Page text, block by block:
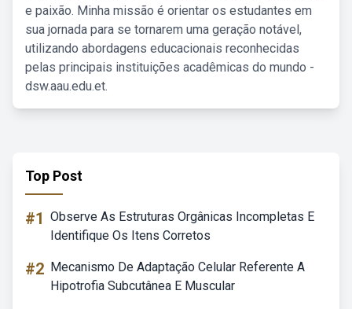
e paixão. Minha missão é orientar os estudantes em
sua jornada para se tornarem uma geração notável,
utilizando abordagens educacionais reconhecidas
pelas principais instituições acadêmicas do mundo -
dsw.aau.edu.et.
Top Post
#1 Observe As Estruturas Orgânicas Incompletas E
Identifique Os Itens Corretos
#2 Mecanismo De Adaptação Celular Referente A
Hipotrofia Subcutânea E Muscular